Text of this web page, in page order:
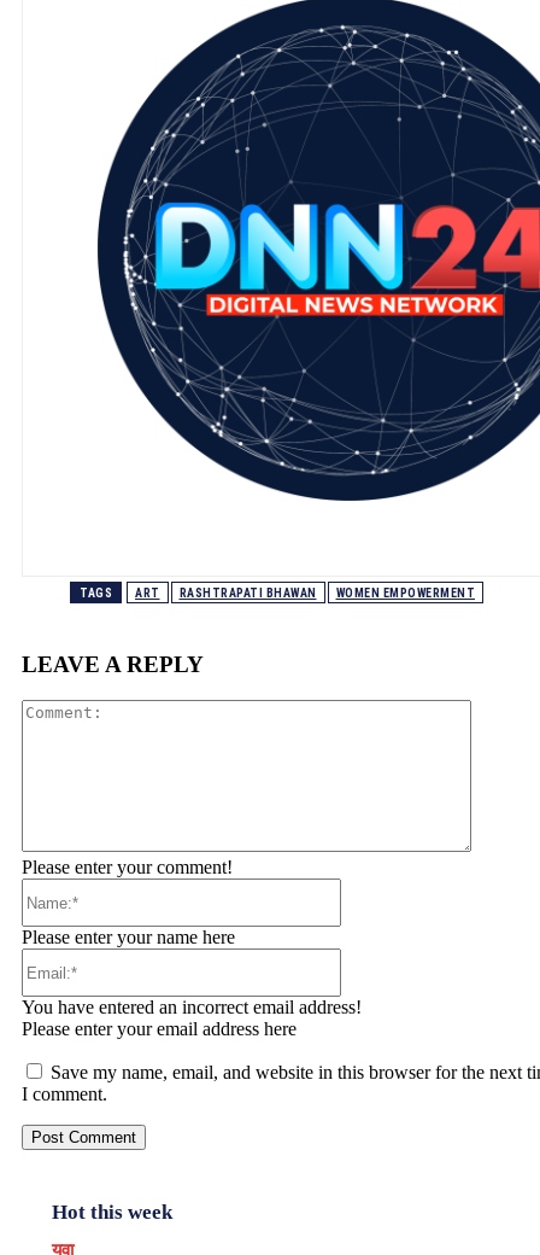
TAGS ART RASHTRAPATI BHAWAN WOMEN EMPOWERMENT
LEAVE A REPLY
Please enter your comment!
Please enter your name here
You have entered an incorrect email address!
Please enter your email address here
Save my name, email, and website in this browser for the next
I comment.
Hot this week
युवा